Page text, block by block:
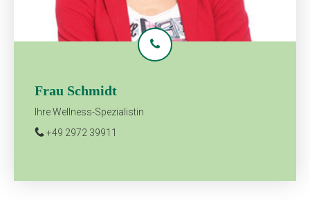
Frau Schmidt
Ihre Wellness-Spezialistin
+49 2972 39911